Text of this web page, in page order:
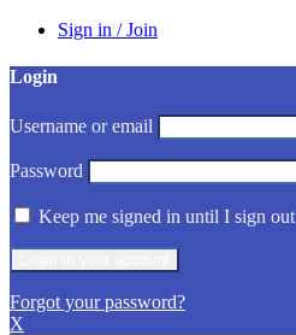
Sign in / Join
Login
Username or email
Password
Keep me signed in until I sign out
Forgot your password?
X